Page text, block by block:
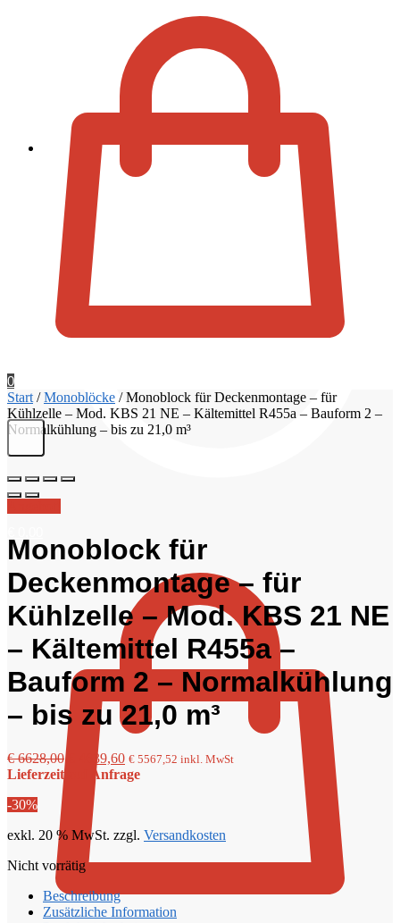
Zur Kassa
0
Start /Monoblöcke /Monoblock für Deckenmontage – für
Kühlzelle – Mod. KBS 21 NE – Kältemittel R455a – Bauform 2 –
Normalkühlung – bis zu 21,0 m³
Monoblock für
Deckenmontage – für
Kühlzelle – Mod. KBS 21 NE
– Kältemittel R455a –
Bauform 2 – Normalkühlung
– bis zu 21,0 m³
€6628,00
Ursprünglicher
€ 6628,00
4639,60Aktueller
Preis
€ 5567,52 inkl. MwSt
Lieferzeit auf Anfrage
-30%
exkl. 20 % MwSt. zzgl. Versandkosten
Nicht vorrätig
Beschreibung
Zusätzliche Information